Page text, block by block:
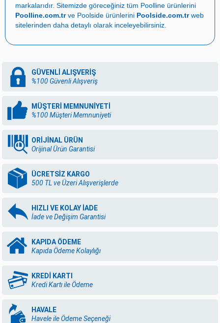
markalarıdır. Sitemizde göreceğiniz tüm Poolline ürünlerini
Poolline.com.trve Poolside ürünlerini Poolside.com.trweb
sitelerinden daha detaylı olarak inceleyebilirsiniz.
GÜVENLİ ALIŞVERİŞ
%100 Güvenli Alışveriş
MÜŞTERİ MEMNUNİYETİ
%100 Müşteri Memnuniyeti
ORİJİNAL ÜRÜN
Orijinal Ürün Garantisi
ÜCRETSİZ KARGO
500 TL ve Üzeri Alışverişlerde
HIZLI VE KOLAY İADE
İade ve Değişim Garantisi
KAPIDA ÖDEME
Kapıda Ödeme Kolaylığı
KREDİ KARTI
Kredi Kartı ile Ödeme
HAVALE
Havele ile Ödeme Seçeneği